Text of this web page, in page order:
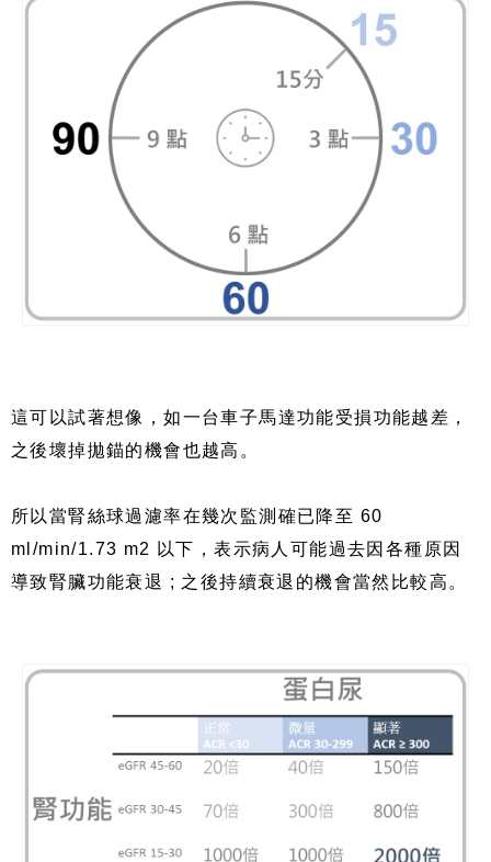
這可以試著想像，如一台車子馬達功能受損功能越差，
之後壞掉拋錨的機會也越高。
所以當腎絲球過濾率在幾次監測確已降至 60
ml/min/1.73 m2 以下，表示病人可能過去因各種原因
導致腎臟功能衰退 ; 之後持續衰退的機會當然比較高。